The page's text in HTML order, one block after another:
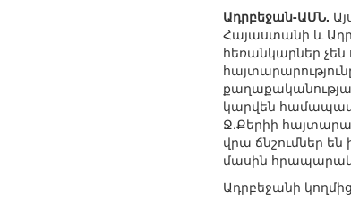
Ադրբեջան-ԱՄՆ.
Հայաստանի և
հեռանկարներ
կարվեն
Ջ.Քերիի
վրա ճնշումներ
մասին
Ադրբեջանի